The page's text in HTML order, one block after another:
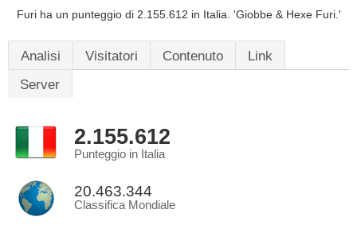
Furi ha un punteggio di 2.155.612 in Italia. 'Giobbe & Hexe Furi.'
Analisi Visitatori Contenuto
Link
Server
2.155.612
Punteggio in Italia
20.463.344
Classifica Mondiale